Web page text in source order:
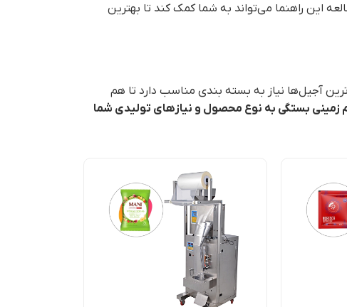
این راهنما می‌تواند به شما کمک کند تا بهترین
آجیل‌ها نیاز به بسته بندی مناسب دارد تا هم
زمینی بستگی به نوع محصول و نیازهای تولیدی شما